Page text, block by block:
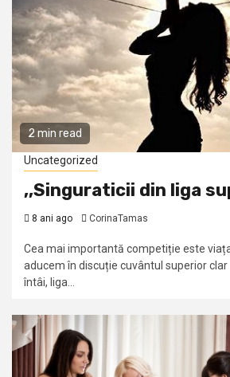
2 min read
Uncategorized
,,Singuraticii din liga
8 ani ago CorinaTamas
Cea mai importantă competiție este
aducem în discuție cuvântul superior clar
întâi, liga...